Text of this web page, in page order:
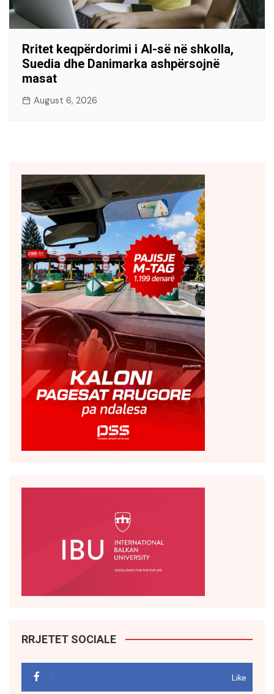
Rritet keqpërdorimi i AI-së në shkolla,
Suedia dhe Danimarka ashpërsojnë
masat
August 6, 2026
RRJETET SOCIALE
Like